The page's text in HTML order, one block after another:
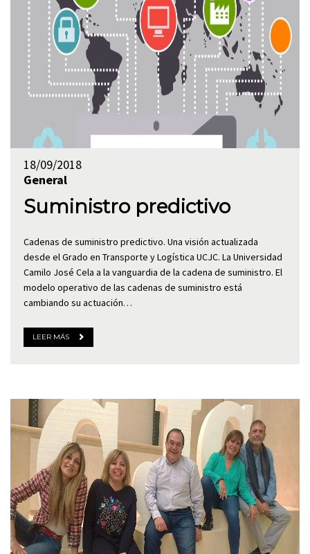
18/09/2018
General
Suministro predictivo
Cadenas de suministro predictivo. Una visión actualizada
desde el Grado en Transporte y Logística UCJC. La Universidad
Camilo José Cela a la vanguardia de la cadena de suministro. El
modelo operativo de las cadenas de suministro está
cambiando su actuación…
LEER MÁS